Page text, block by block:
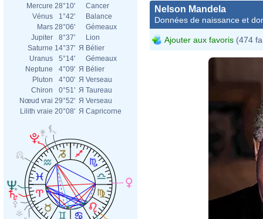
Mercure 28°10'
Cancer
Vénus
1°42'
Balance
Mars 28°06'
Gémeaux
Jupiter
8°37'
Lion
Saturne 14°37' Я Bélier
Uranus
5°14'
Gémeaux
Neptune
4°09' Я Bélier
Pluton
4°00' Я Verseau
Chiron
0°51' Я Taureau
Nœud vrai 29°52' Я Verseau
Lilith vraie 20°08' Я Capricorne
Nelson Mandela
Données de naissance et
Ajouter aux favoris (474